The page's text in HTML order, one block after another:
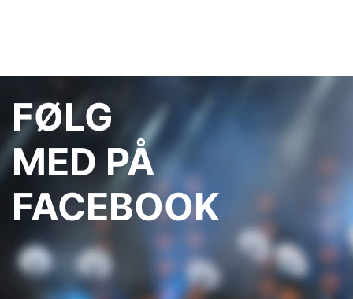
FØLG
MED PÅ
FACEBOOK